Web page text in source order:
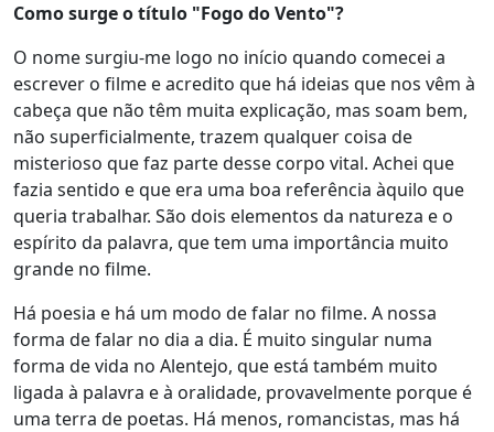
Como surge o título "Fogo do Vento"?
O nome surgiu-me logo no início quando comecei a
escrever o filme e acredito que há ideias que nos vêm à
cabeça que não têm muita explicação, mas soam bem,
não superficialmente, trazem qualquer coisa de
misterioso que faz parte desse corpo vital. Achei que
fazia sentido e que era uma boa referência àquilo que
queria trabalhar. São dois elementos da natureza e o
espírito da palavra, que tem uma importância muito
grande no filme.
Há poesia e há um modo de falar no filme. A nossa
forma de falar no dia a dia. É muito singular numa
forma de vida no Alentejo, que está também muito
ligada à palavra e à oralidade, provavelmente porque é
uma terra de poetas. Há menos, romancistas, mas há